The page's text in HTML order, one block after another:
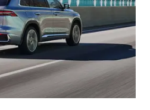
PREFACE
от 3 079 990 ₽*